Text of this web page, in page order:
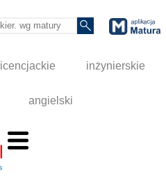
licencjackie inżynierskie
angielski